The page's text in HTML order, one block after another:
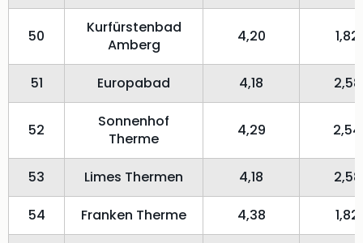
50
Kurfürstenbad
Amberg
4,20 1,82
51 Europabad 4,18 2,58
52
Sonnenhof
Therme
4,29 2,54
53 Limes Thermen 4,18 2,58
54 Franken Therme 4,38 1,82